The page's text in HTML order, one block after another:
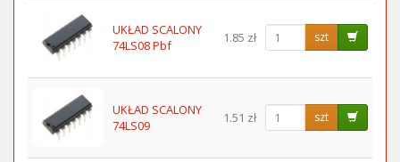
UKŁAD SCALONY
74LS08 Pbf
1.85 zł szt
UKŁAD SCALONY
74LS09
1.51 zł szt